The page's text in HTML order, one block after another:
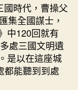
國時代，曹操父
集全國謀士，
中120回就有
處三國文明遺
是以在這座城
都能聽到到處